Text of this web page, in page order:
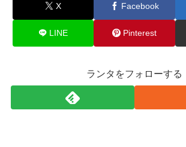
X Facebook
LINE Pinterest
ランタをフォローする